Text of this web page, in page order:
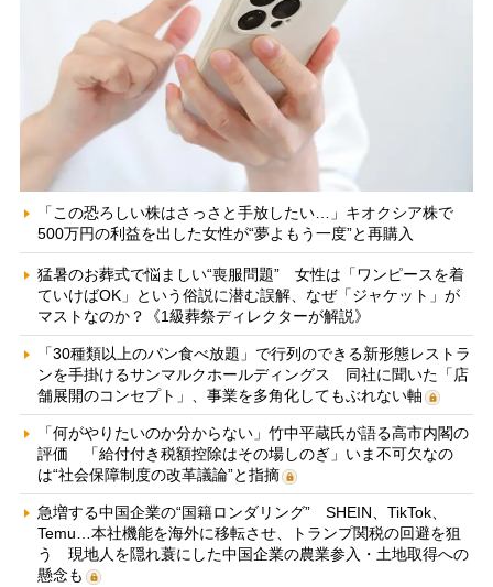
「この恐ろしい株はさっさと手放したい…」キオクシア株で
500万円の利益を出した女性が“夢よもう一度”と再購入
猛暑のお葬式で悩ましい“喪服問題” 女性は「ワンピースを着
ていけばOK」という俗説に潜む誤解、なぜ「ジャケット」が
マストなのか？《1級葬祭ディレクターが解説》
「30種類以上のパン食べ放題」で行列のできる新形態レストラ
ンを手掛けるサンマルクホールディングス 同社に聞いた「店
舗展開のコンセプト」、事業を多角化してもぶれない軸
「何がやりたいのか分からない」竹中平蔵氏が語る高市内閣の
評価 「給付付き税額控除はその場しのぎ」いま不可欠なの
は“社会保障制度の改革議論”と指摘
急増する中国企業の“国籍ロンダリング” SHEIN、TikTok、
Temu…本社機能を海外に移転させ、トランプ関税の回避を狙
う 現地人を隠れ蓑にした中国企業の農業参入・土地取得への
懸念も